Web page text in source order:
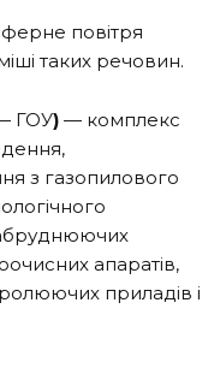
повітря
таких речовин.
ГОУ) — комплекс
з газопилового
апаратів,
приладів і